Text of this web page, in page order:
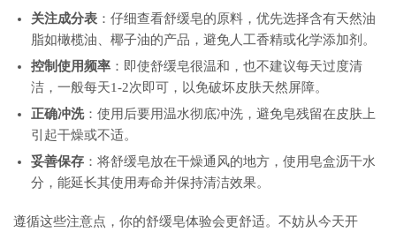
关注成分表 ：仔细查看舒缓皂的原料，优先选择含有天然油
脂如橄榄油、椰子油的产品，避免人工香精或化学添加剂。
控制使用频率 ：即使舒缓皂很温和，也不建议每天过度清
洁，一般每天1-2次即可，以免破坏皮肤天然屏障。
正确冲洗：使用后要用温水彻底冲洗，避免皂残留在皮肤上
引起干燥或不适。
妥善保存 ：将舒缓皂放在干燥通风的地方，使用皂盒沥干水
分，能延长其使用寿命并保持清洁效果。
遵循这些注意点，你的舒缓皂体验会更舒适。不妨从今天开